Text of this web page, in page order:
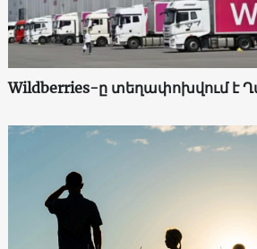
Wildberries-ը տեղափոխվում է